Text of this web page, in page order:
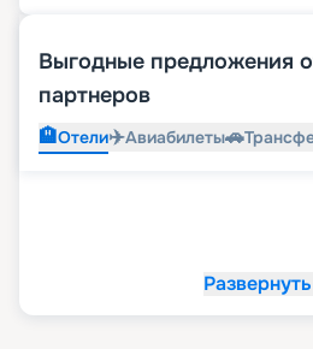
Выгодные предложения
партнеров
🏨Отели✈️Авиабилеты🚗
Развернуть